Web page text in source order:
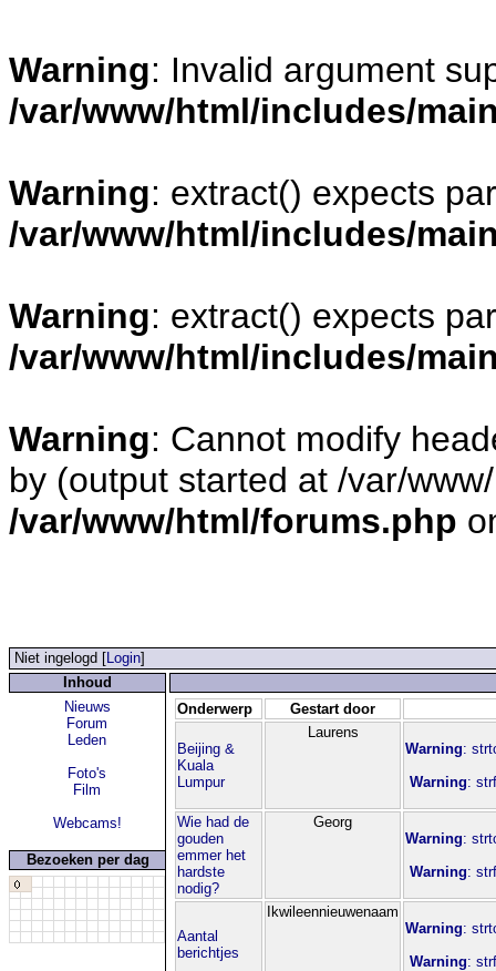
Warning: Invalid argument
/var/www/html/includes/
Warning: extract() expects
/var/www/html/includes/
Warning: extract() expects
/var/www/html/includes/
Warning: Cannot modify
by (output started at /var/
/var/www/html/forums.php
Niet ingelogd [Login]
Inhoud
Nieuws
Forum
Leden
Foto's
Film
Webcams!
Bezoeken per dag
Onderwerp Gestart door
Beijing &
Kuala
Lumpur
Laurens
Warning:
Warning:
Wie had de
gouden
emmer het
hardste
nodig?
Georg
Warning:
Warning:
Aantal
berichtjes
Ikwileennieuwenaam
Warning:
Warning: